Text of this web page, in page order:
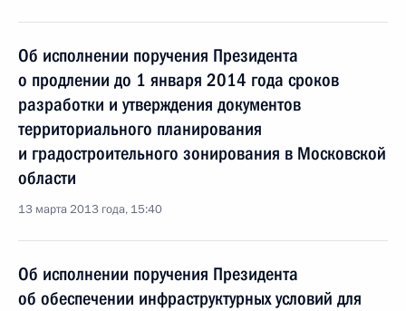
Об исполнении поручения Президента
о продлении до 1 января 2014 года сроков
разработки и утверждения документов
территориального планирования
и градостроительного зонирования в Московской
области
13 марта 2013 года, 15:40
Об исполнении поручения Президента
об обеспечении инфраструктурных условий для